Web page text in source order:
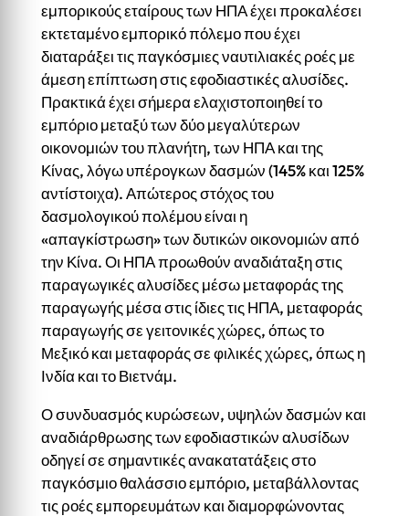
εμπορικούς εταίρους των ΗΠΑ έχει προκαλέσει
εκτεταμένο εμπορικό πόλεμο που έχει
διαταράξει τις παγκόσμιες ναυτιλιακές ροές με
άμεση επίπτωση στις εφοδιαστικές αλυσίδες.
Πρακτικά έχει σήμερα ελαχιστοποιηθεί το
εμπόριο μεταξύ των δύο μεγαλύτερων
οικονομιών του πλανήτη, των ΗΠΑ και της
Κίνας, λόγω υπέρογκων δασμών (145% και 125%
αντίστοιχα). Απώτερος στόχος του
δασμολογικού πολέμου είναι η
«απαγκίστρωση» των δυτικών οικονομιών από
την Κίνα. Οι ΗΠΑ προωθούν αναδιάταξη στις
παραγωγικές αλυσίδες μέσω μεταφοράς της
παραγωγής μέσα στις ίδιες τις ΗΠΑ, μεταφοράς
παραγωγής σε γειτονικές χώρες, όπως το
Μεξικό και μεταφοράς σε φιλικές χώρες, όπως η
Ινδία και το Βιετνάμ.
Ο συνδυασμός κυρώσεων, υψηλών δασμών και
αναδιάρθρωσης των εφοδιαστικών αλυσίδων
οδηγεί σε σημαντικές ανακατατάξεις στο
παγκόσμιο θαλάσσιο εμπόριο, μεταβάλλοντας
τις ροές εμπορευμάτων και διαμορφώνοντας